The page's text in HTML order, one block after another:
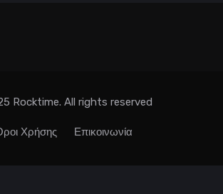
Rocktime. All rights reserved
Χρήσης Επικοινωνία